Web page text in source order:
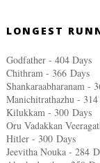
LONGEST
Godfather - 404 Days
Chithram - 366 Days
Shankaraabharanam -
Manichitrathazhu - 314
Kilukkam - 300 Days
Oru Vadakkan
Hitler - 300 Days
Jeevitha Nouka - 284